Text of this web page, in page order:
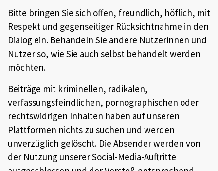
Bitte bringen Sie sich offen, freundlich, höflich, mit
Respekt und gegenseitiger Rücksichtnahme in den
Dialog ein. Behandeln Sie andere Nutzerinnen und
Nutzer so, wie Sie auch selbst behandelt werden
möchten.
Beiträge mit kriminellen, radikalen,
verfassungsfeindlichen, pornographischen oder
rechtswidrigen Inhalten haben auf unseren
Plattformen nichts zu suchen und werden
unverzüglich gelöscht. Die Absender werden von
der Nutzung unserer Social-Media-Auftritte